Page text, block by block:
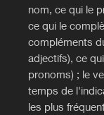
nom, ce qui le
ce qui le
compléments
adjectifs), ce
pronoms) ; le
temps de
les plus